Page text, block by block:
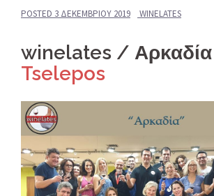
POSTED 3 ΔΕΚΕΜΒΡΊΟΥ 2019 WINELATES
winelates /
Tselepos